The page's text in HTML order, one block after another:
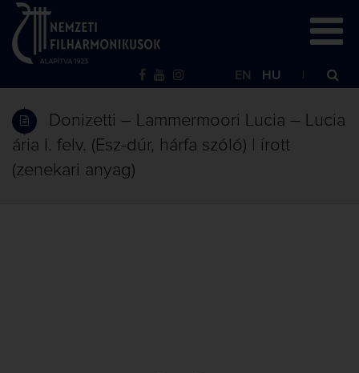
EN HU
Donizetti – Lammermoori Lucia – Lucia
ária I. felv. (Esz-dúr, hárfa szóló) | írott
(zenekari anyag)